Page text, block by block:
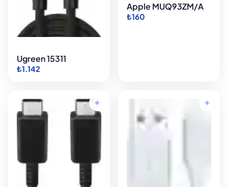
Ugreen 15311
₺1.142
Apple MUQ93ZM/A
₺160